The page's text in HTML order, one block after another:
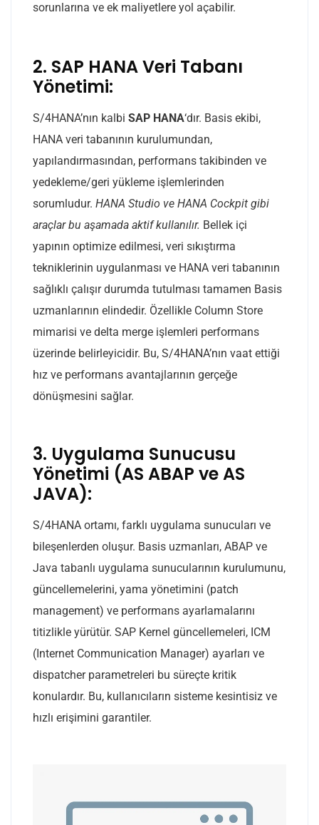
sorunlarına ve ek maliyetlere yol açabilir.
2. SAP HANA Veri Tabanı
Yönetimi:
S/4HANA’nın kalbi SAP HANA‘dır. Basis ekibi,
HANA veri tabanının kurulumundan,
yapılandırmasından, performans takibinden ve
yedekleme/geri yükleme işlemlerinden
sorumludur. HANA Studio ve HANA Cockpit gibi
araçlar bu aşamada aktif kullanılır. Bellek içi
yapının optimize edilmesi, veri sıkıştırma
tekniklerinin uygulanması ve HANA veri tabanının
sağlıklı çalışır durumda tutulması tamamen Basis
uzmanlarının elindedir. Özellikle Column Store
mimarisi ve delta merge işlemleri performans
üzerinde belirleyicidir. Bu, S/4HANA’nın vaat ettiği
hız ve performans avantajlarının gerçeğe
dönüşmesini sağlar.
3. Uygulama Sunucusu
Yönetimi (AS ABAP ve AS
JAVA):
S/4HANA ortamı, farklı uygulama sunucuları ve
bileşenlerden oluşur. Basis uzmanları, ABAP ve
Java tabanlı uygulama sunucularının kurulumunu,
güncellemelerini, yama yönetimini (patch
management) ve performans ayarlamalarını
titizlikle yürütür. SAP Kernel güncellemeleri, ICM
(Internet Communication Manager) ayarları ve
dispatcher parametreleri bu süreçte kritik
konulardır. Bu, kullanıcıların sisteme kesintisiz ve
hızlı erişimini garantiler.